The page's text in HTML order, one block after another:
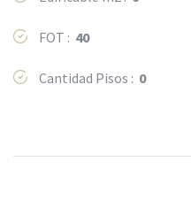
FOT : 40
Cantidad Pisos : 0